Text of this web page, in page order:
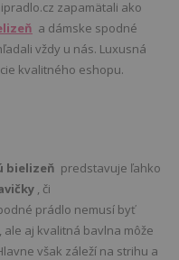
zapamätali ako
a dámske spodné
vždy u nás. Luxusná
kvalitného eshopu.
bielizeň predstavuje ľahko
, či
prádlo nemusí byť
aj kvalitná bavlna môže
však záleží na strihu a